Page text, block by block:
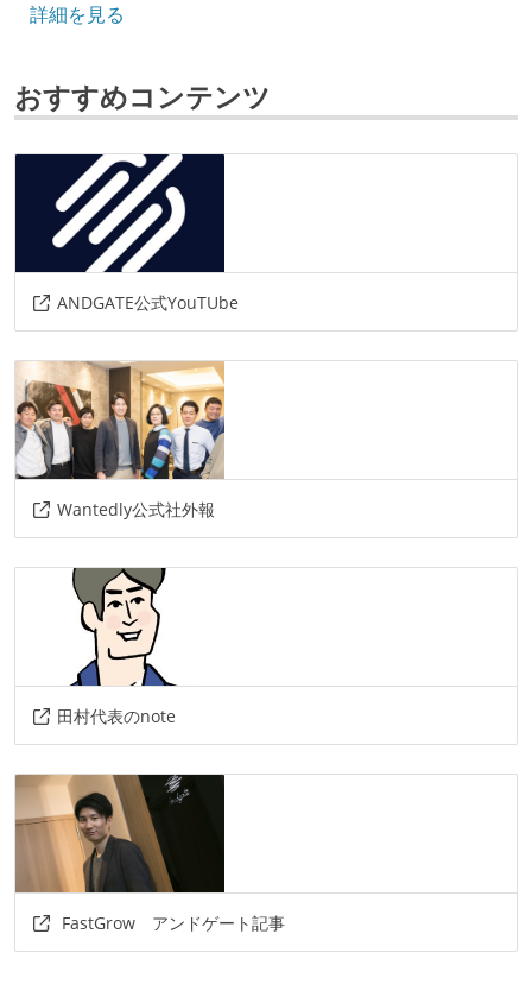
プロジェクト管理
情報共有ツール
slack
docbase notion
その他
aws
linux
詳細を見る
おすすめコンテンツ
ANDGATE公式YouTUbe
Wantedly公式社外報
田村代表のnote
FastGrow アンドゲート記事